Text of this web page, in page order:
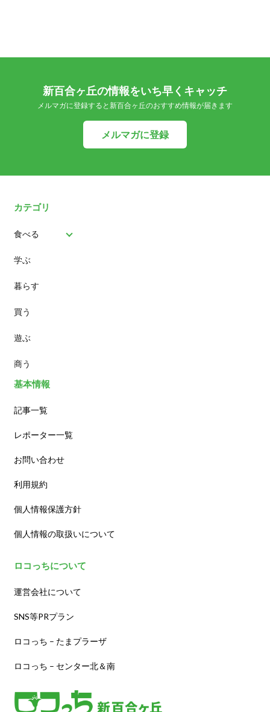
新百合ヶ丘の情報をいち早くキャッチ
メルマガに登録すると新百合ヶ丘のおすすめ情報が届きます
メルマガに登録
カテゴリ
食べる
パン
スイーツ
ランチ
カフェ
学ぶ
暮らす
買う
遊ぶ
商う
基本情報
記事一覧
レポーター一覧
お問い合わせ
利用規約
個人情報保護方針
個人情報の取扱いについて
ロコっちについて
運営会社について
SNS等PRプラン
ロコっち – たまプラーザ
ロコっち – センター北＆南